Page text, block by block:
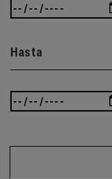
Hasta